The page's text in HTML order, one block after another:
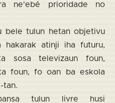
ne'ebé prioridade no
bele tulun hetan objetivu
atinji iha futuru,
sosa televizaun foun,
foun, fo oan ba eskola
tan.
tulun livre husi